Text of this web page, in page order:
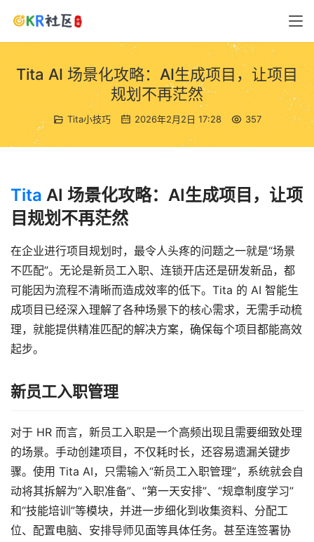
Tita AI 场景化攻略：AI生成项目，让项目
规划不再茫然
Tita小技巧 2026年2月2日 17:28 357
Tita AI 场景化攻略：AI生成项目，让项
目规划不再茫然
在企业进行项目规划时，最令人头疼的问题之一就是“场景
不匹配”。无论是新员工入职、连锁开店还是研发新品，都
可能因为流程不清晰而造成效率的低下。Tita 的 AI 智能生
成项目已经深入理解了各种场景下的核心需求，无需手动梳
理，就能提供精准匹配的解决方案，确保每个项目都能高效
起步。
新员工入职管理
对于 HR 而言，新员工入职是一个高频出现且需要细致处理
的场景。手动创建项目，不仅耗时长，还容易遗漏关键步
骤。使用 Tita AI，只需输入“新员工入职管理”，系统就会自
动将其拆解为“入职准备”、“第一天安排”、“规章制度学习”
和“技能培训”等模块，并进一步细化到收集资料、分配工
位、配置电脑、安排导师见面等具体任务。甚至连签署协